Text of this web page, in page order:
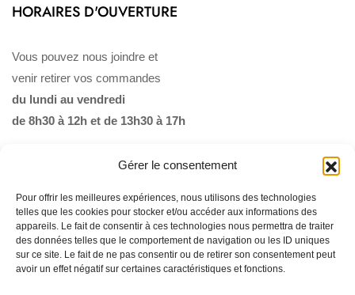
Gérer le consentement
Pour offrir les meilleures expériences, nous utilisons des technologies
telles que les cookies pour stocker et/ou accéder aux informations des
appareils. Le fait de consentir à ces technologies nous permettra de traiter
des données telles que le comportement de navigation ou les ID uniques
sur ce site. Le fait de ne pas consentir ou de retirer son consentement peut
avoir un effet négatif sur certaines caractéristiques et fonctions.
HORAIRES D'OUVERTURE
Vous pouvez nous joindre et
venir retirer vos commandes
du lundi au vendredi
de 8h30 à 12h et de 13h30 à 17h
Qui sommes-nous ? Politique de confidentialité